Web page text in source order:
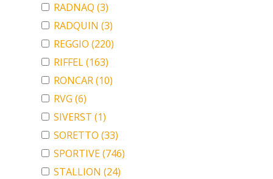
RADNAQ (3)
RADQUIN (3)
REGGIO (220)
RIFFEL(163)
RONCAR(10)
RVG (6)
SIVERST (1)
SORETTO (33)
SPORTIVE(746)
STALLION (24)